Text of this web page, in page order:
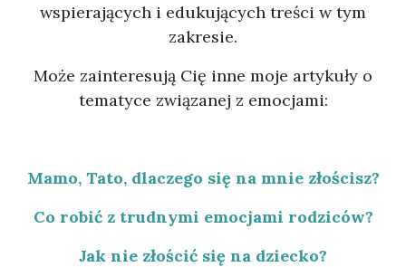
wspierających i edukujących treści w tym
zakresie.
Może zainteresują Cię inne moje artykuły o
tematyce związanej z emocjami:
Mamo, Tato, dlaczego się na mnie złościsz?
Co robić z trudnymi emocjami rodziców?
Jak nie złościć się na dziecko?